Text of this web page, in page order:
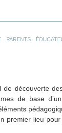
PARENTS.
de découverte
de base
premier lieu